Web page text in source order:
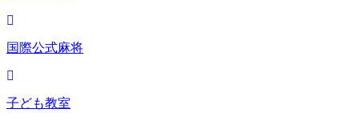
国際公式麻将
子ども教室